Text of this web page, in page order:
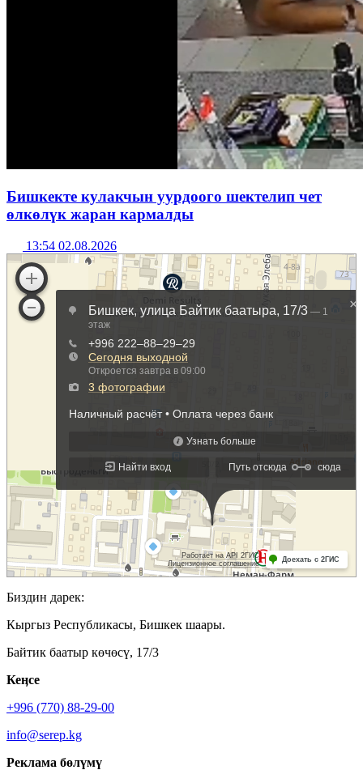
Бишкекте кулакчын уурдоого шектелип чет
өлкөлүк жаран кармалды
13:54 02.08.2026
Биздин дарек:
Кыргыз Республикасы, Бишкек шаары.
Байтик баатыр көчөсү, 17/3
Кеӊсе
+996 (770) 88-29-00
info@serep.kg
Реклама бөлүмү